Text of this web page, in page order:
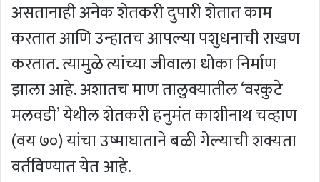
असतानाही अनेक शेतकरी दुपारी शेतात काम
करतात आणि उन्हातच आपल्या पशुधनाची राखण
करतात. त्यामुळे त्यांच्या जीवाला धोका निर्माण
झाला आहे. अशातच माण तालुक्यातील ‘वरकुटे
मलवडी’ येथील शेतकरी हनुमंत काशीनाथ चव्हाण
(वय ७०) यांचा उष्माघाताने बळी गेल्याची शक्यता
वर्तविण्यात येत आहे.